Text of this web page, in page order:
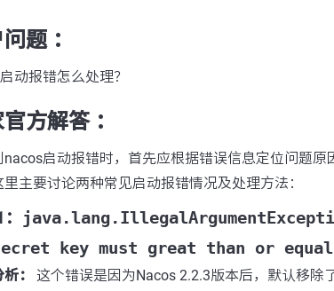
题 ：
动报错怎么处理？
方解答 ：
nacos启动报错时，首先应根据错误信息定位问题原
主要讨论两种常见启动报错情况及处理方法：
key must great than or
：
这个错误是因为Nacos 2.2.3版本后，默认移除